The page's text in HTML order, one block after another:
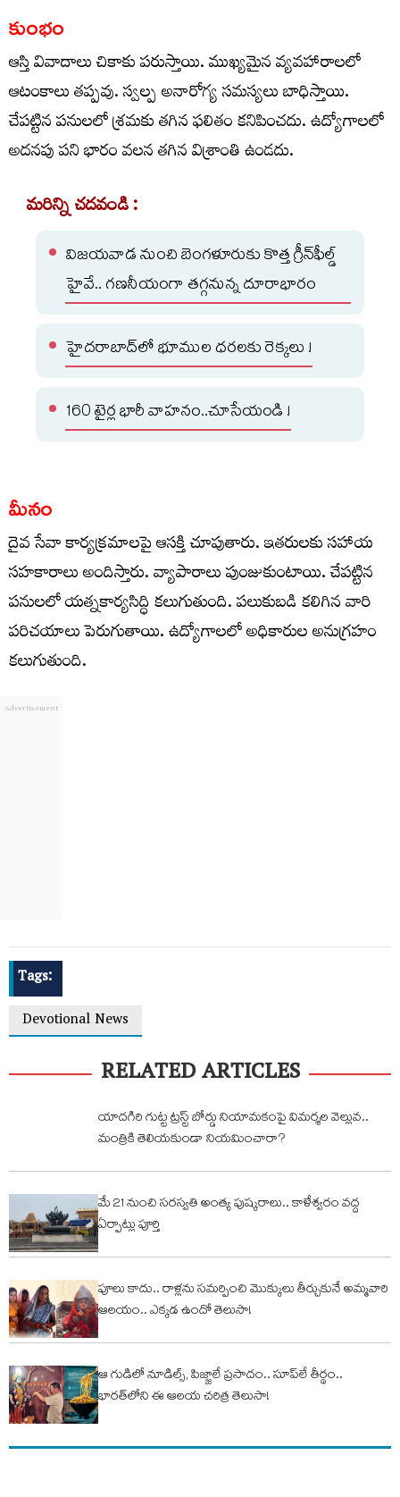
కుంభం
ఆస్తి వివాదాలు చికాకు పరుస్తాయి. ముఖ్యమైన వ్యవహారాలలో
ఆటంకాలు తప్పవు. స్వల్ప అనారోగ్య సమస్యలు బాధిస్తాయి.
చేపట్టిన పనులలో శ్రమకు తగిన ఫలితం కనిపించదు. ఉద్యోగాలలో
అదనపు పని భారం వలన తగిన విశ్రాంతి ఉండదు.
మరిన్ని చదవండి :
విజయవాడ నుంచి బెంగళూరుకు కొత్త గ్రీన్‌ఫీల్డ్‌
హైవే.. గణనీయంగా తగ్గనున్న దూరాభారం
హైదరాబాద్‌లో భూముల ధరలకు రెక్కలు !
160 టైర్ల భారీ వాహనం..చూసేయండి !
మీనం
దైవ సేవా కార్యక్రమాలపై ఆసక్తి చూపుతారు. ఇతరులకు సహాయ
సహకారాలు అందిస్తారు. వ్యాపారాలు పుంజుకుంటాయి. చేపట్టిన
పనులలో యత్నకార్యసిద్ధి కలుగుతుంది. పలుకుబడి కలిగిన వారి
పరిచయాలు పెరుగుతాయి. ఉద్యోగాలలో అధికారుల అనుగ్రహం
కలుగుతుంది.
Tags:
Devotional News
RELATED ARTICLES
యాదగిరి గుట్ట ట్రస్ట్‌ బోర్డు నియామకంపై విమర్శల వెల్లువ..
మంత్రికి తెలియకుండా నియమించారా?
మే 21 నుంచి సరస్వతి అంత్య పుష్కరాలు.. కాళేశ్వరం వద్ద
ఏర్పాట్లు పూర్తి
పూలు కాదు.. రాళ్లను సమర్పించి మొక్కులు తీర్చుకునే అమ్మవారి
ఆలయం.. ఎక్కడ ఉందో తెలుసా!
ఆ గుడిలో నూడిల్స్, పిజ్జాలే ప్రసాదం.. సూప్‌లే తీర్థం..
భారత్‌లోని ఈ ఆలయ చరిత్ర తెలుసా!